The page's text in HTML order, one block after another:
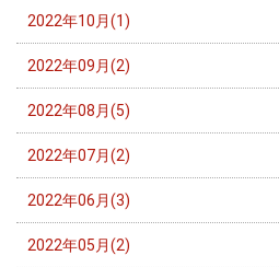
2022年10月(1)
2022年09月(2)
2022年08月(5)
2022年07月(2)
2022年06月(3)
2022年05月(2)